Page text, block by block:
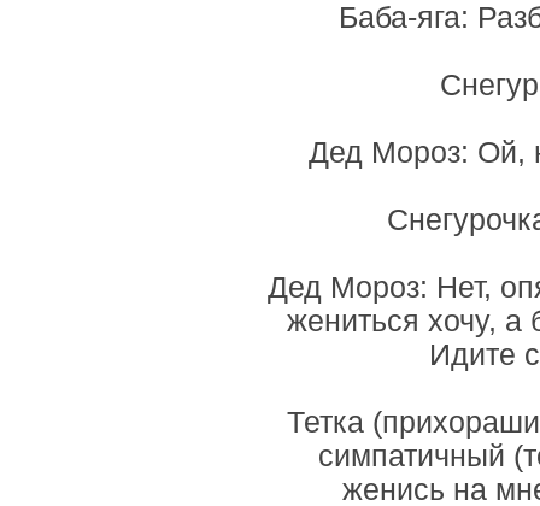
Баба-яга:
Дед Мороз: Ой,
Дед Мороз: Нет,
жениться хочу, а
Идите
Тетка
симпатичный
женись на